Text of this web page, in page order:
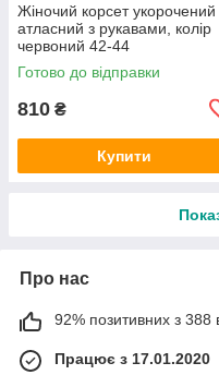
Жіночий корсет укорочений
атласний з рукавами, колір
червоний 42-44
Готово до відправки
810 ₴
Купити
Про нас
92% позитивних з 388
Працює з 17.01.2020